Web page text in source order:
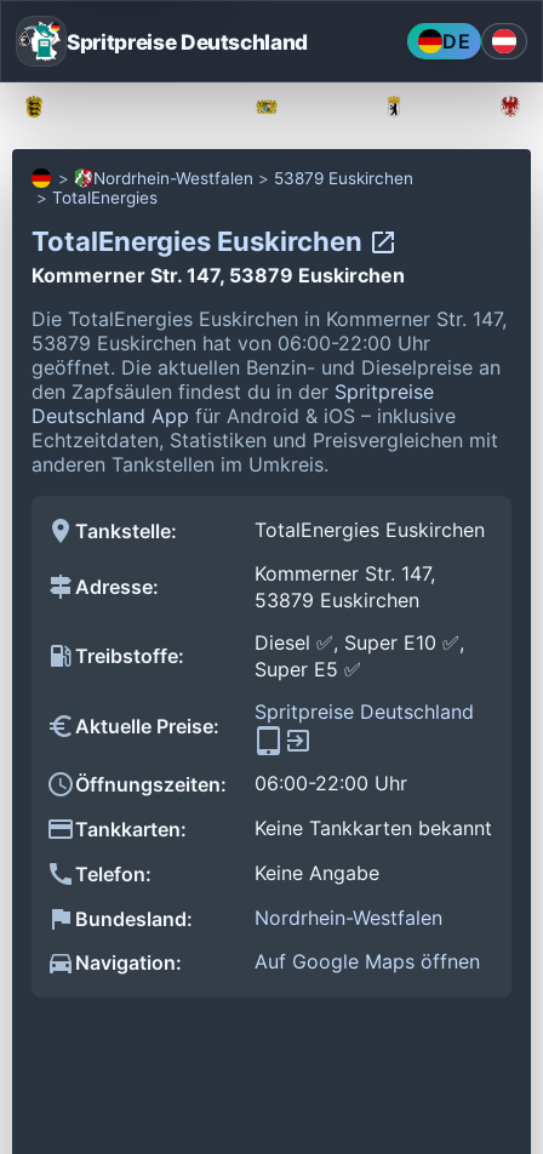
Spritpreise Deutschland DE
Nordrhein-Westfalen
53879 Euskirchen
TotalEnergies
TotalEnergies Euskirchen
Kommerner Str. 147, 53879 Euskirchen
Die TotalEnergies Euskirchen in Kommerner Str. 147,
53879 Euskirchen hat von 06:00-22:00 Uhr
geöffnet. Die aktuellen Benzin- und Dieselpreise an
den Zapfsäulen findest du in der Spritpreise
Deutschland App für Android & iOS – inklusive
Echtzeitdaten, Statistiken und Preisvergleichen mit
anderen Tankstellen im Umkreis.
Tankstelle: TotalEnergies Euskirchen
Adresse:
Kommerner Str. 147,
53879 Euskirchen
Treibstoffe:
Diesel ✅, Super E10 ✅,
Super E5 ✅
Aktuelle Preise:
Spritpreise Deutschland
Öffnungszeiten:
06:00-22:00 Uhr
Tankkarten:
Keine Tankkarten bekannt
Telefon:
Keine Angabe
Bundesland:
Nordrhein-Westfalen
Navigation:
Auf Google Maps öffnen